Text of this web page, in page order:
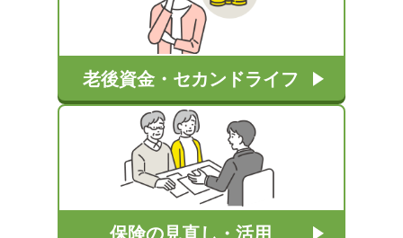
老後資金・セカンドライフ
保険の見直し・活用